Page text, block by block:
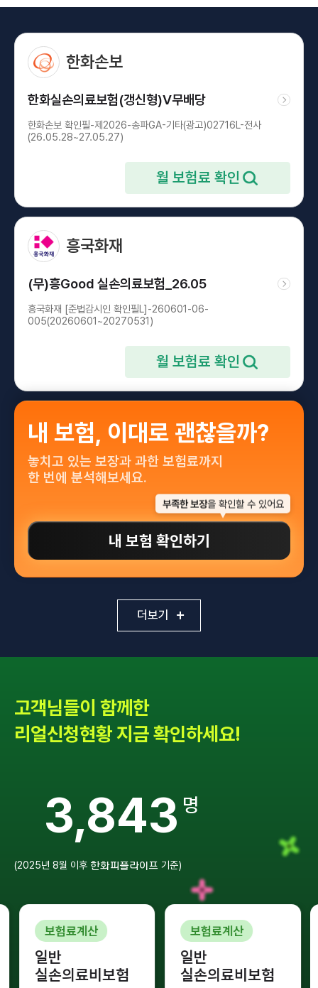
한화손보
한화실손의료보험(갱신형)V무배당
한화손보 확인필-제2026-송파GA-기타(광고)02716L-전사
(26.05.28~27.05.27)
흥국화재
(무)흥Good 실손의료보험_26.05
흥국화재 [준법감시인 확인필L]-260601-06-
005(20260601~20270531)
내 보험, 이대로 괜찮을까?
놓치고 있는 보장과 과한 보험료까지
한 번에 분석해보세요.
부족한 보장을 확인할 수 있어요
내 보험 확인하기
더보기
고객님들이 함께한
리얼신청현황 지금 확인하세요!
6,721
2025년 8월 이후 한화피플라이프 기준
보험료계산
일반
실손의료비보험
보험료계산
일반
실손의료비보험